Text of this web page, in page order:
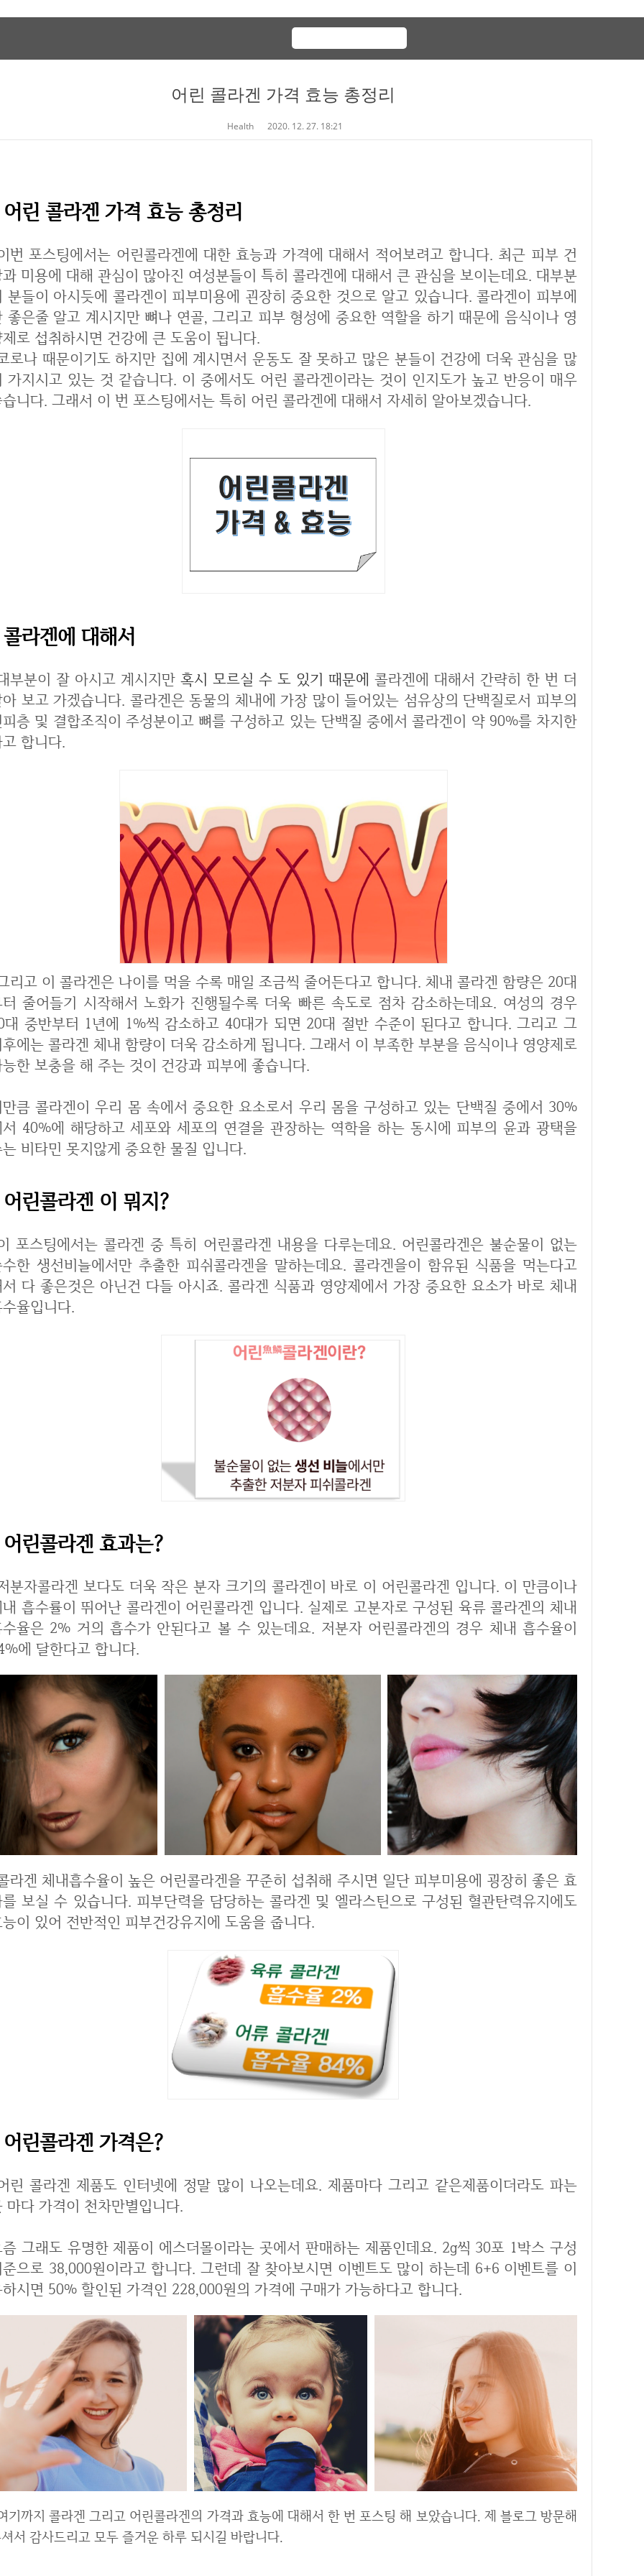
어린 콜라겐 가격 효능 총정리
Health 2020. 12. 27. 18:21
어린 콜라겐 가격 효능 총정리
에 대해서 적어보려고 합니다. 최근 피부 건
미용에 대해 관심이 많아진 여성분들이 특히 콜라겐에 대해서 큰 관심을 보이는데요. 대부분
분들이 아시듯에 콜라겐이 피부미용에 괸장히 중요한 것으로 알고 있습니다. 콜라겐이 피부에
좋은줄 알고 계시지만 뼈나 연골, 그리고 피부 형성에 중요한 역할을 하기 때문에 음식이나 영
제로 섭취하시면 건강에 큰 도움이 됩니다.
잘 못하고 많은 분들이 건강에 더욱 관심을 많
가지시고 있는 것 같습니다. 이 중에서도 어린 콜라겐이라는 것이 인지도가 높고 반응이 매우
니다. 그래서 이 번 포스팅에서는 특히 어린 콜라겐에 대해서 자세히 알아보겠습니다.
콜라겐에 대해서
대부분이 잘 아시고 계시지만 혹시 모르실 수 도 있기 때문에 콜라겐에 대해서 간략히 한 번 더
아 보고 가겠습니다. 콜라겐은 동물의 체내에 가장 많이 들어있는 섬유상의 단백질로서 피부의
피층 및 결합조직이 주성분이고 뼈를 구성하고 있는 단백질 중에서 콜라겐이 약 90%를 차지한
합니다.
줄어든다고 합니다. 체내 콜라겐 함량은 20대
줄어들기 시작해서 노화가 진행될수록 더욱 빠른 속도로 점차 감소하는데요. 여성의 경우
대 중반부터 1년에 1%씩 감소하고 40대가 되면 20대 절반 수준이 된다고 합니다. 그리고 그
후에는 콜라겐 체내 함량이 더욱 감소하게 됩니다. 그래서 이 부족한 부분을 음식이나 영양제로
한 보충을 해 주는 것이 건강과 피부에 좋습니다.
만큼 콜라겐이 우리 몸 속에서 중요한 요소로서 우리 몸을 구성하고 있는 단백질 중에서 30%
서 40%에 해당하고 세포와 세포의 연결을 관장하는 역학을 하는 동시에 피부의 윤과 광택을
비타민 못지않게 중요한 물질 입니다.
어린콜라겐 이 뭐지?
다루는데요. 어린콜라겐은 불순물이 없는
한 생선비늘에서만 추출한 피쉬콜라겐을 말하는데요. 콜라겐을이 함유된 식품을 먹는다고
다 좋은것은 아닌건 다들 아시죠. 콜라겐 식품과 영양제에서 가장 중요한 요소가 바로 체내
율입니다.
어린콜라겐 효과는?
이 바로 이 어린콜라겐 입니다. 이 만큼이나
흡수률이 뛰어난 콜라겐이 어린콜라겐 입니다. 실제로 고분자로 구성된 육류 콜라겐의 체내
율은 2% 거의 흡수가 안된다고 볼 수 있는데요. 저분자 어린콜라겐의 경우 체내 흡수율이
에 달한다고 합니다.
섭취해 주시면 일단 피부미용에 굉장히 좋은 효
보실 수 있습니다. 피부단력을 담당하는 콜라겐 및 엘라스틴으로 구성된 혈관탄력유지에도
이 있어 전반적인 피부건강유지에 도움을 줍니다.
어린콜라겐 가격은?
. 제품마다 그리고 같은제품이더라도 파는
마다 가격이 천차만별입니다.
그래도 유명한 제품이 에스더몰이라는 곳에서 판매하는 제품인데요. 2g씩 30포 1박스 구성
준으로 38,000원이라고 합니다. 그런데 잘 찾아보시면 이벤트도 많이 하는데 6+6 이벤트를 이
시면 50% 할인된 가격인 228,000원의 가격에 구매가 가능하다고 합니다.
번 포스팅 해 보았습니다. 제 블로그 방문해
서 감사드리고 모두 즐거운 하루 되시길 바랍니다.